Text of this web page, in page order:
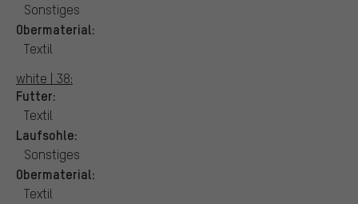
Sonstiges
Obermaterial:
Textil
white | 38:
Futter:
Textil
Laufsohle:
Sonstiges
Obermaterial:
Textil